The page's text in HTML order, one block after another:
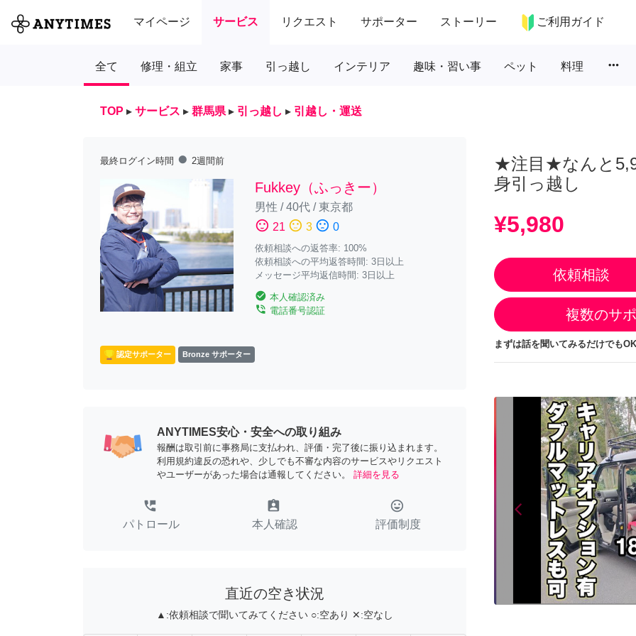
マイページ サービス リクエスト サポーター ストーリー ご利用ガイド
全て 修理・組立 家事 引っ越し インテリア 趣味・習い事 ペット 料理 more_horiz
TOP ▸ サービス ▸ 群馬県 ▸ 引っ越し ▸ 引越し・運送
最終ログイン時間 fiber_manual_record 2週間前
Fukkey（ふっきー）
男性 /40代/東京都
sentiment_satisfied 21 sentiment_neutral 3 sentiment_dissatisfied 0
依頼相談への返答率: 100%
依頼相談への平均返答時間: 3日以上
メッセージ平均返信時間: 3日以上
check_circle 本人確認済み
phone_in_talk 電話番号認証
認定サポーター Bronze サポーター
ANYTIMES安心・安全への取り組み
報酬は取引前に事務局に支払われ、評価・完了後に振り込まれます。
利用規約違反の恐れや、少しでも不審な内容のサービスやリクエスト
やユーザーがあった場合は通報してください。
詳細を見る
perm_phone_msg
パトロール
assignment_ind
本人確認
tag_faces
評価制度
直近の空き状況
▲:依頼相談で聞いてみてください ○:空あり ✕:空なし
★注目★なんと
身引っ越し
¥5,980
依頼相談
複数のサ
まずは話を聞いてみるだけでも
arrow_back_iosPrevious